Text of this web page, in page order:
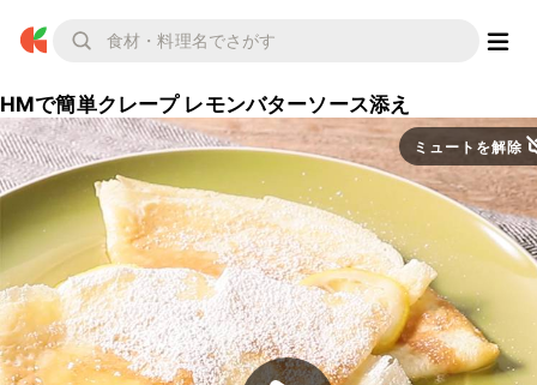
HMで簡単クレープ レモンバターソース添え
ミュートを解除